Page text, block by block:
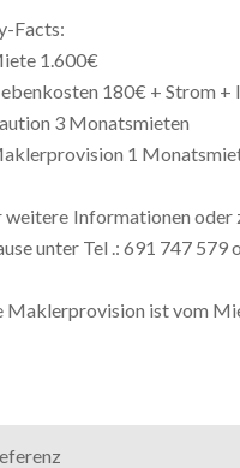
Facts:
1.600€
180€ + Strom +
3 Monatsmieten
1
weitere Informationen oder
unter Tel .: 691 747
Maklerprovision ist vom